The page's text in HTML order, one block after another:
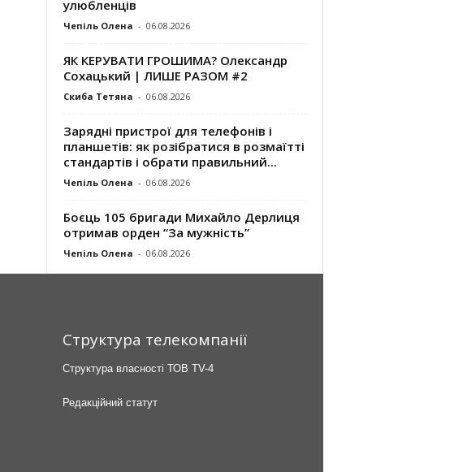
улюбленців
Чепіль Олена - 06.08.2026
ЯК КЕРУВАТИ ГРОШИМА? Олександр
Сохацький | ЛИШЕ РАЗОМ #2
Скиба Тетяна - 06.08.2026
Зарядні пристрої для телефонів і
планшетів: як розібратися в розмаїтті
стандартів і обрати правильний...
Чепіль Олена - 06.08.2026
Боєць 105 бригади Михайло Дерлиця
отримав орден “За мужність”
Чепіль Олена - 06.08.2026
Структура телекомпанії
Структура власності ТОВ TV-4
Редакційний статут